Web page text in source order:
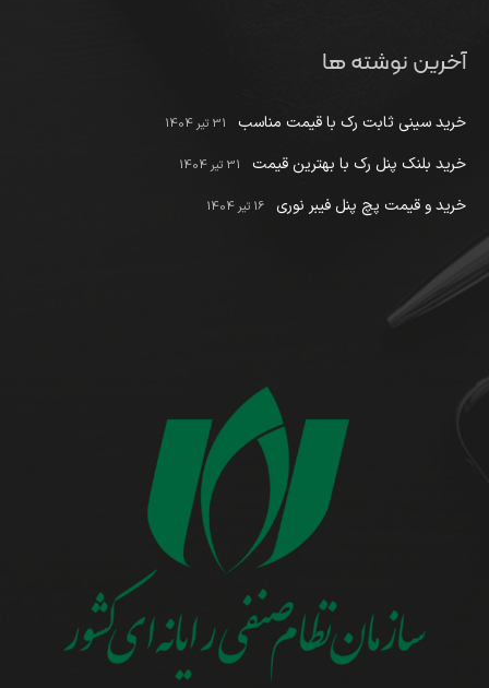
آخرین نوشته ها
خرید سینی ثابت رک با قیمت مناسب 31 تیر 1404
خرید بلنک پنل رک با بهترین قیمت 31 تیر 1404
خرید و قیمت پچ پنل فیبر نوری 16 تیر 1404